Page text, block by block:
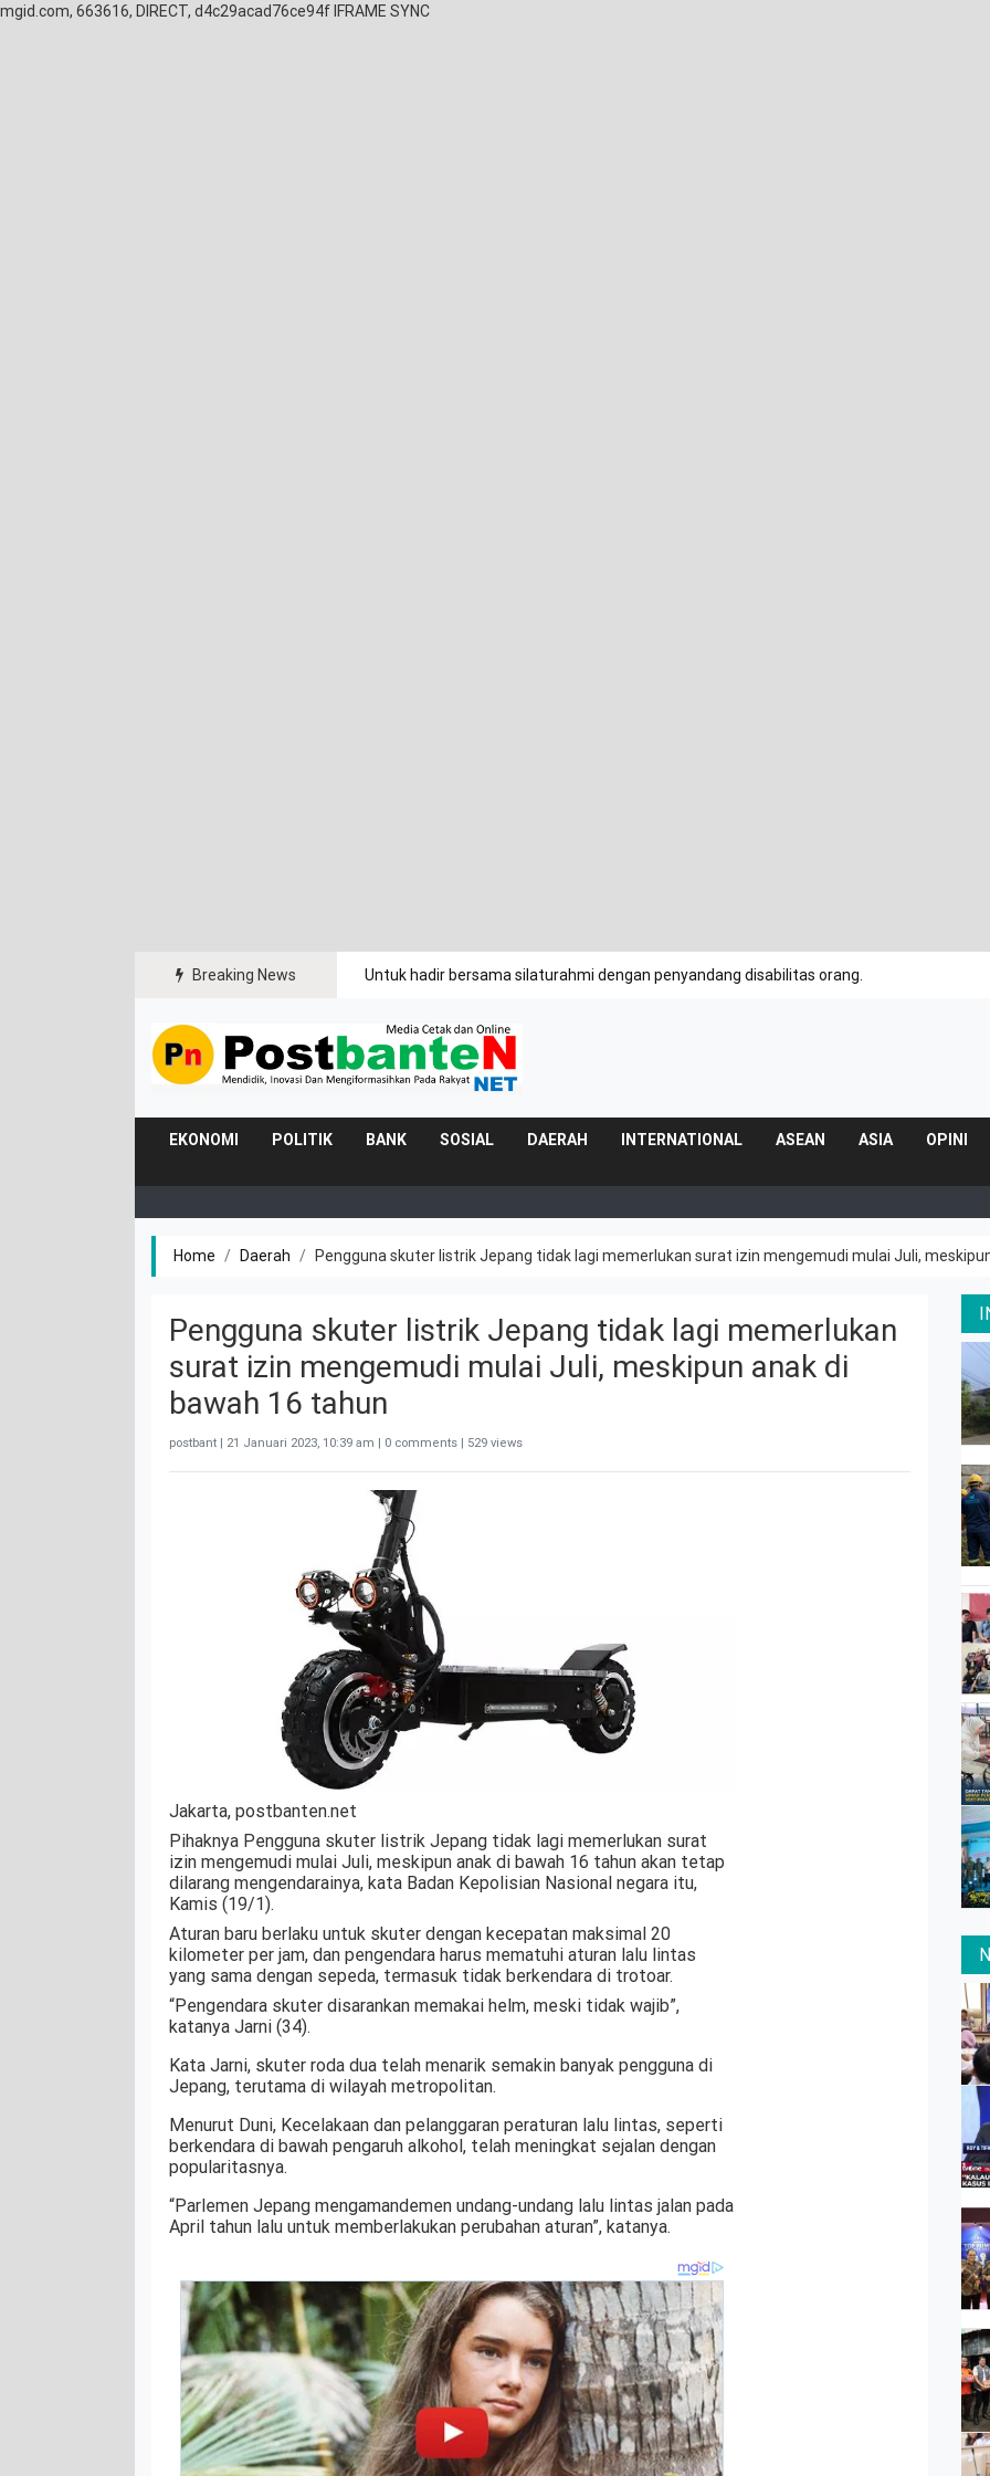
mgid.com, 663616, DIRECT, d4c29acad76ce94f IFRAME SYNC
Breaking News Untuk hadir bersama silaturahmi dengan penyandang disabilitas orang.
EKONOMI POLITIK BANK SOSIAL DAERAH INTERNATIONAL ASEAN ASIA OPINI
Home Daerah Pengguna skuter listrik Jepang tidak lagi memerlukan surat izin mengemudi mulai Juli,
Pengguna skuter listrik Jepang tidak lagi memerlukan
surat izin mengemudi mulai Juli, meskipun anak di
bawah 16 tahun
postbant | 21 Januari 2023, 10:39 am | 0 comments | 529 views
Jakarta, postbanten.net
Pihaknya Pengguna skuter listrik Jepang tidak lagi memerlukan surat
izin mengemudi mulai Juli, meskipun anak di bawah 16 tahun akan tetap
dilarang mengendarainya, kata Badan Kepolisian Nasional negara itu,
Kamis (19/1).
Aturan baru berlaku untuk skuter dengan kecepatan maksimal 20
kilometer per jam, dan pengendara harus mematuhi aturan lalu lintas
yang sama dengan sepeda, termasuk tidak berkendara di trotoar.
“Pengendara skuter disarankan memakai helm, meski tidak wajib”,
katanya Jarni (34).
Kata Jarni, skuter roda dua telah menarik semakin banyak pengguna di
Jepang, terutama di wilayah metropolitan.
Menurut Duni, Kecelakaan dan pelanggaran peraturan lalu lintas, seperti
berkendara di bawah pengaruh alkohol, telah meningkat sejalan dengan
popularitasnya.
“Parlemen Jepang mengamandemen undang-undang lalu lintas jalan pada
April tahun lalu untuk memberlakukan perubahan aturan”, katanya.